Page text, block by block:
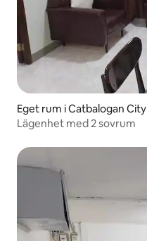
Eget rum i Catbalogan City
Lägenhet med 2 sovrum